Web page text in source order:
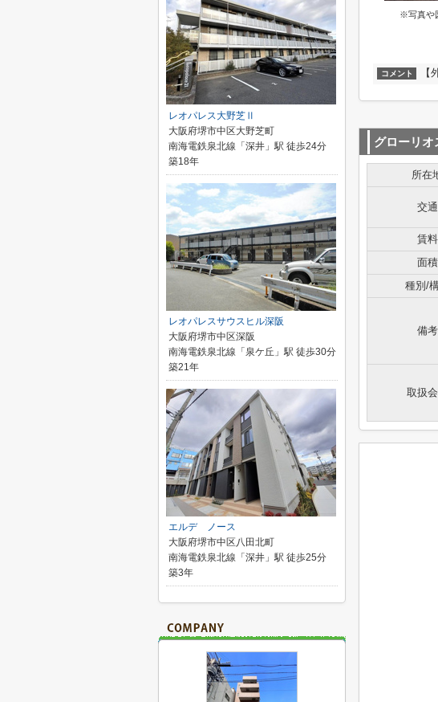
※写真や
コメント 【
グローリオ
所在
交通
賃料
面積
種別/
備考
取扱
レオパレス大野芝Ⅱ
大阪府堺市中区大野芝町
南海電鉄泉北線「深井」駅 徒歩24分
築18年
レオパレスサウスヒル深阪
大阪府堺市中区深阪
南海電鉄泉北線「泉ケ丘」駅 徒歩30分
築21年
エルデ ノース
大阪府堺市中区八田北町
南海電鉄泉北線「深井」駅 徒歩25分
築3年